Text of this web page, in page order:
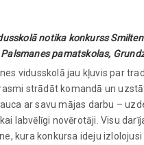
notika konkurss
pamatskolas,
vidusskolā jau kļuvis par
strādāt komandā un
ar savu mājas darbu –
labvēlīgi novērotāji. Visu
kura konkursa ideju